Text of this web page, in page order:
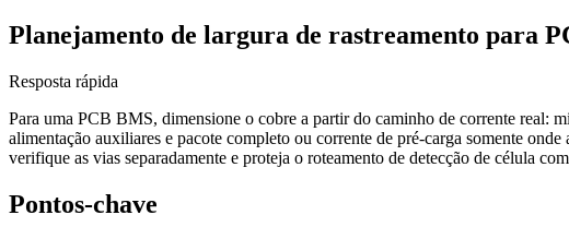
Planejamento de largura de rastreamento para
Resposta rápida
Para uma PCB BMS, dimensione o cobre a partir do caminho de corrente real:
alimentação auxiliares e pacote completo ou corrente de pré-carga somente
verifique as vias separadamente e proteja o roteamento de detecção de célula
Pontos-chave